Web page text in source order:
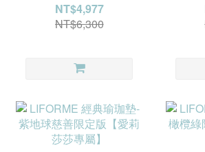
NT$4,977
NT$6,300